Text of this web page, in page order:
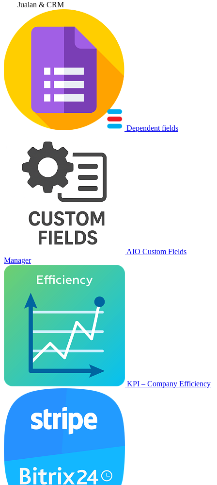
Jualan & CRM
Dependent fields
AIO Custom Fields
Manager
KPI – Company Efficiency